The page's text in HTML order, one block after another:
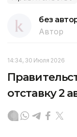
без
Автор
14:34, 30 Июля 2026
отставку 2